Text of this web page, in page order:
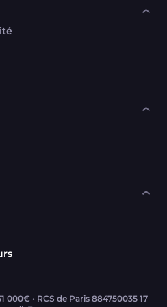
000€ • RCS de Paris 884750035 17